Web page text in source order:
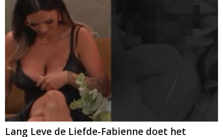
Lang Leve de Liefde-Fabienne doet het